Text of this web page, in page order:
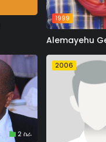
1999
Alemayehu
2 ስራ
2006